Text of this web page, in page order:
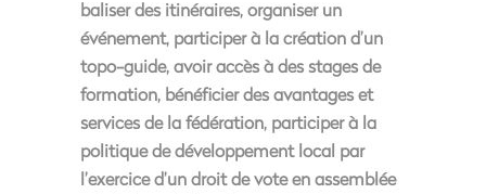
baliser des itinéraires, organiser un
événement, participer à la création d’un
topo-guide, avoir accès à des stages de
formation, bénéficier des avantages et
services de la fédération, participer à la
politique de développement local par
l’exercice d’un droit de vote en assemblée